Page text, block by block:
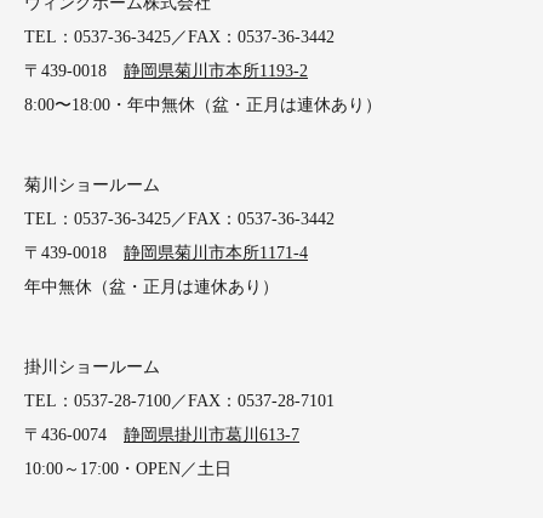
TEL：0537-36-3425／FAX：0537-36-3442
〒439-0018 静岡県菊川市本所1193-2
8:00〜18:00・年中無休（盆・正月は連休あり）
菊川ショールーム
TEL：0537-36-3425／FAX：0537-36-3442
〒439-0018 静岡県菊川市本所1171-4
年中無休（盆・正月は連休あり）
掛川ショールーム
TEL：0537-28-7100／FAX：0537-28-7101
〒436-0074 静岡県掛川市葛川613-7
10:00～17:00・OPEN／土日